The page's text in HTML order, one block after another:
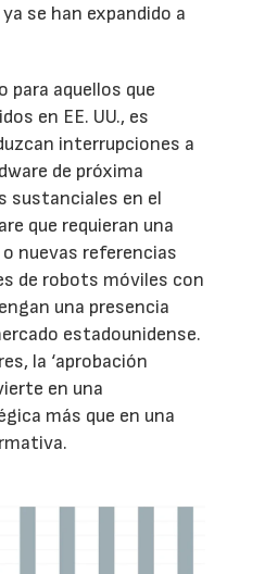
se han expandido a
para aquellos que
en EE. UU., es
interrupciones a
de próxima
sustanciales en el
que requieran una
nuevas referencias
de robots móviles con
una presencia
estadounidense.
la ‘aprobación
en una
más que en una